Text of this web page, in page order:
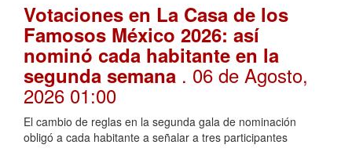
Votaciones en La Casa de los
Famosos México 2026: así
nominó cada habitante en la
segunda semana . 06 de Agosto,
2026 01:00
El cambio de reglas en la segunda gala de nominación
obligó a cada habitante a señalar a tres participantes